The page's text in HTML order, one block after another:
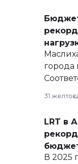
города
сайте
31
LRT в
В 2025